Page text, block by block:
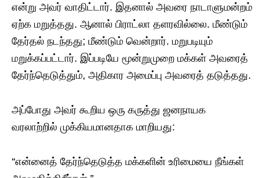
என்று அவர் வாதிட்டார். இதனால் அவரை நாடாளுமன்றம்
ஏற்க மறுத்தது. ஆனால் பிராட்லா தளரவில்லை. மீண்டும்
தேர்தல் நடந்தது; மீண்டும் வென்றார். மறுபடியும்
மறுக்கப்பட்டார். இப்படியே மூன்றுமுறை மக்கள் அவரைத்
தேர்ந்தெடுத்தும், அதிகார அமைப்பு அவரைத் தடுத்தது.
அப்போது அவர் கூறிய ஒரு கருத்து ஜனநாயக
வரலாற்றில் முக்கியமானதாக மாறியது:
“என்னைத் தேர்ந்தெடுத்த மக்களின் உரிமையை நீங்கள்